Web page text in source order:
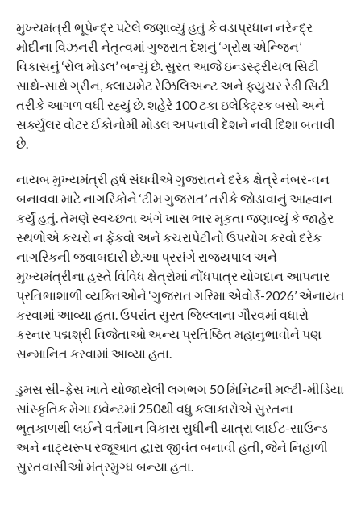
મુખ્યમંત્રી ભૂપેન્દ્ર પટેલે જણાવ્યું હતું કે વડાપ્રધાન નરેન્દ્ર
મોદીના વિઝનરી નેતૃત્વમાં ગુજરાત દેશનું ‘ગ્રોથ એન્જિન’
વિકાસનું ‘રોલ મોડલ’ બન્યું છે. સુરત આજે ઇન્ડસ્ટ્રીયલ સિટી
સાથે-સાથે ગ્રીન, ક્લાયમેટ રેઝિલિઅન્ટ અને ફ્યુચર રેડી સિટી
તરીકે આગળ વધી રહ્યું છે. શહેરે 100 ટકા ઇલેક્ટ્રિક બસો અને
સર્ક્યુલર વોટર ઈકોનોમી મોડલ અપનાવી દેશને નવી દિશા બતાવી
છે.
નાયબ મુખ્યમંત્રી હર્ષ સંઘવીએ ગુજરાતને દરેક ક્ષેત્રે નંબર-વન
બનાવવા માટે નાગરિકોને ‘ટીમ ગુજરાત’ તરીકે જોડાવાનું આહ્વાન
કર્યું હતું. તેમણે સ્વચ્છતા અંગે ખાસ ભાર મૂકતા જણાવ્યું કે જાહેર
સ્થળોએ કચરો ન ફેંકવો અને કચરાપેટીનો ઉપયોગ કરવો દરેક
નાગરિકની જવાબદારી છે.આ પ્રસંગે રાજ્યપાલ અને
મુખ્યમંત્રીના હસ્તે વિવિધ ક્ષેત્રોમાં નોંધપાત્ર યોગદાન આપનાર
પ્રતિભાશાળી વ્યક્તિઓને ‘ગુજરાત ગરિમા એવોર્ડ-2026’ એનાયત
કરવામાં આવ્યા હતા. ઉપરાંત સુરત જિલ્લાના ગૌરવમાં વધારો
કરનાર પદ્મશ્રી વિજેતાઓ અન્ય પ્રતિષ્ઠિત મહાનુભાવોને પણ
સન્માનિત કરવામાં આવ્યા હતા.
ડુમસ સી-ફેસ ખાતે યોજાયેલી લગભગ 50 મિનિટની મલ્ટી-મીડિયા
સાંસ્કૃતિક મેગા ઇવેન્ટમાં 250થી વધુ કલાકારોએ સુરતના
ભૂતકાળથી લઈને વર્તમાન વિકાસ સુધીની યાત્રા લાઈટ-સાઉન્ડ
અને નાટ્યરૂપ રજૂઆત દ્વારા જીવંત બનાવી હતી, જેને નિહાળી
સુરતવાસીઓ મંત્રમુગ્ધ બન્યા હતા.